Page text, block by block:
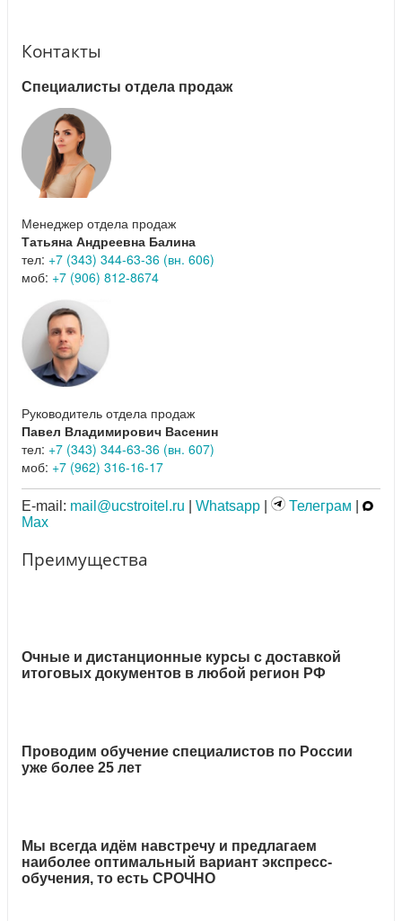
Контакты
Специалисты отдела продаж
Менеджер отдела продаж
Татьяна Андреевна Балина
тел: +7 (343) 344-63-36 (вн. 606)
моб: +7 (906) 812-8674
Руководитель отдела продаж
Павел Владимирович Васенин
тел: +7 (343) 344-63-36 (вн. 607)
моб: +7 (962) 316-16-17
E-mail: mail@ucstroitel.ru Whatsapp Телеграм
Max
Преимущества
Очные и дистанционные курсы с доставкой
итоговых документов в любой регион РФ
Проводим обучение специалистов по России
уже более 25 лет
Мы всегда идём навстречу и предлагаем
наиболее оптимальный вариант экспресс-
обучения, то есть СРОЧНО